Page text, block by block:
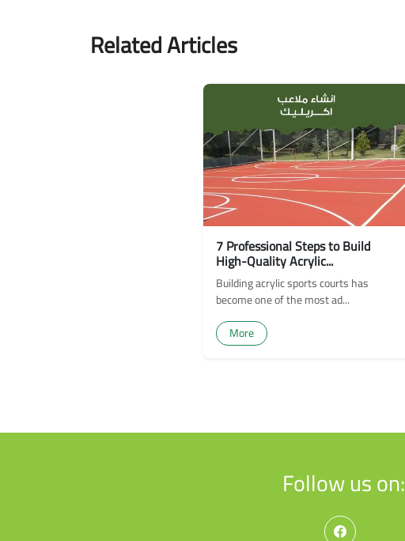
Related Articles
7 Professional Steps to Build
High-Quality Acrylic...
Building acrylic sports courts has
become one of the most ad...
More
Follow us on: